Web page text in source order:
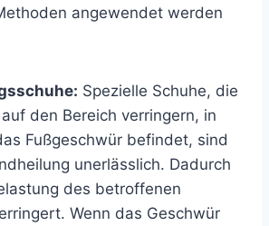
angewendet werden
Spezielle Schuhe, die
den Bereich verringern, in
Fußgeschwür befindet, sind
unerlässlich. Dadurch
des betroffenen
Wenn das Geschwür